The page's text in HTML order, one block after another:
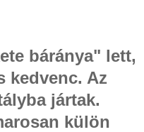
báránya" lett,
kedvenc. Az
jártak.
külön